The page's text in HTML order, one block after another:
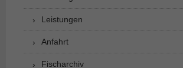
Leistungen
Anfahrt
Fischarchiv